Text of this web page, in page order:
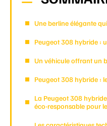
Une berline élégante
Peugeot 308 hybride :
Un véhicule offrant un
Peugeot 308 hybride :
La Peugeot 308
éco-responsable pour